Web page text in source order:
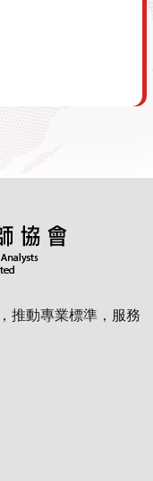
推動專業標準，服務